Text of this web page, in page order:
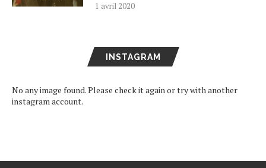
1 avril 2020
INSTAGRAM
No any image found. Please check it again or try with another
instagram account.